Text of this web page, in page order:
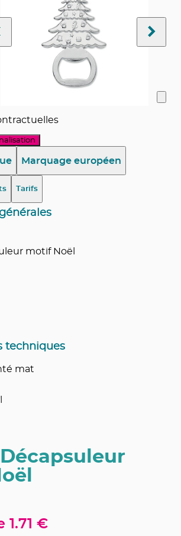
Marquage européen
Tarifs
motif Noël
techniques
mat
Décapsuleur
1.71 €